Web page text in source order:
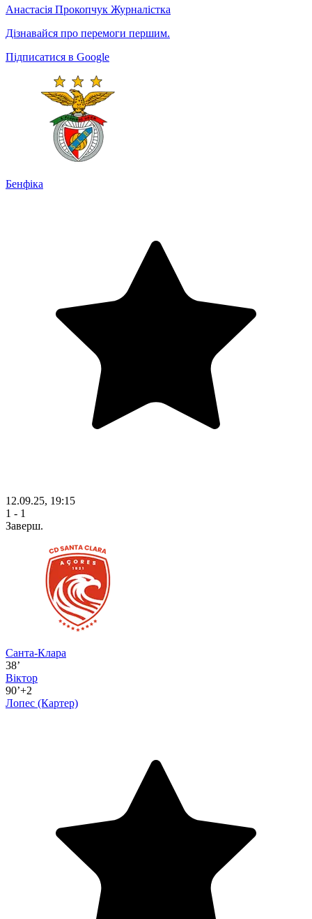
Анастасія Прокопчук Журналістка
Дізнавайся про перемоги першим.
Підписатися в Google
Бенфіка
12.09.25, 19:15
1 - 1
Заверш.
Санта-Клара
38’
Віктор
90’+2
Лопес (Картер)